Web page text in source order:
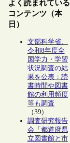
よく読まれている
コンテンツ（本
日）
文部科学省、
令和8年度全
国学力・学習
状況調査の結
果を公表：読
書時間や図書
館の利用頻度
等も調査
（39）
調査研究報告
会「都道府県
立図書館と市